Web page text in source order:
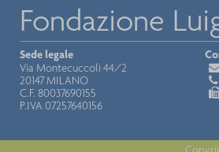
Fondazione
Sede legale
Via Montecuccoli 44/2
20147 MILANO
C.F. 80037690155
P.IVA 07257640156